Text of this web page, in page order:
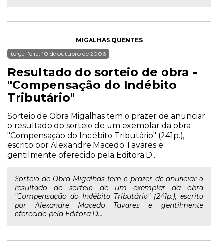
MIGALHAS QUENTES
terça-feira, 10 de outubro de 2006
Resultado do sorteio de obra -
"Compensação do Indébito
Tributário"
Sorteio de Obra Migalhas tem o prazer de anunciar
o resultado do sorteio de um exemplar da obra
"Compensação do Indébito Tributário" (241p.),
escrito por Alexandre Macedo Tavares e
gentilmente oferecido pela Editora D...
Sorteio de Obra Migalhas tem o prazer de anunciar o
resultado do sorteio de um exemplar da obra
"Compensação do Indébito Tributário" (241p.), escrito
por Alexandre Macedo Tavares e gentilmente
oferecido pela Editora D...